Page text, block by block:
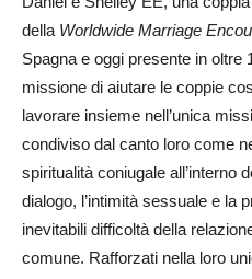
della Worldwide Marriage
Spagna e oggi presente in oltre
missione di aiutare le coppie
lavorare insieme nell’unica
condiviso dal canto loro come
spiritualità coniugale all’interno
dialogo, l’intimità sessuale e la
inevitabili difficoltà della
comune. Rafforzati nella loro